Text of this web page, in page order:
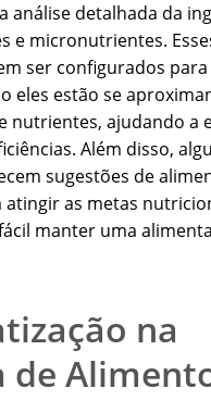
análise detalhada da
e micronutrientes.
ser configurados
eles estão se
nutrientes, ajudando a
Além disso,
sugestões de
atingir as metas
manter uma
na
de